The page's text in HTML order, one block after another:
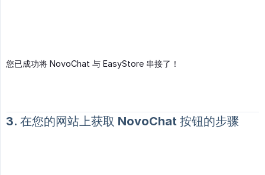
您已成功将 NovoChat 与 EasyStore 串接了！
3. 在您的网站上获取 NovoChat 按钮的步骤